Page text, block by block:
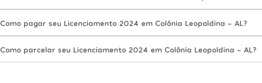
Como pagar seu Licenciamento 2024 em Colônia Leopoldina - AL?
Como parcelar seu Licenciamento 2024 em Colônia Leopoldina - AL?